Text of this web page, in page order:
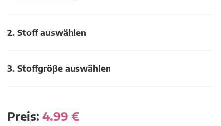
2. Stoff auswählen
3. Stoffgröβe auswählen
Preis: 4.99 €